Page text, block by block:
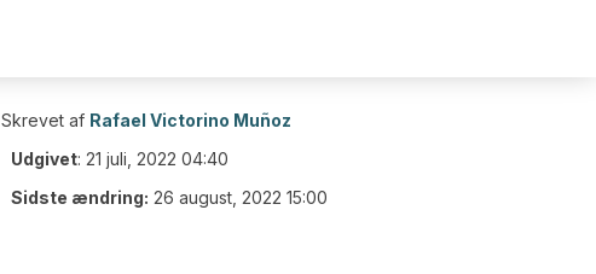
Skrevet af Rafael Victorino Muñoz
Udgivet: 21 juli, 2022 04:40
Sidste ændring: 26 august, 2022 15:00